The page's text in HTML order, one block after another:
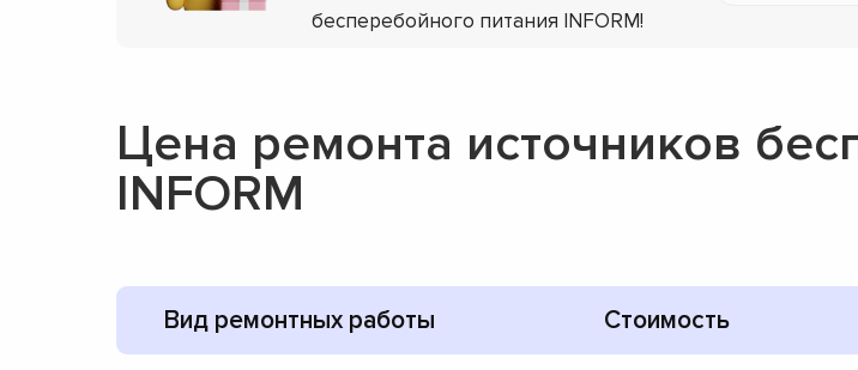
бесперебойного питания INFORM!
Цена ремонта источников
INFORM
Вид ремонтных работы Стоимость